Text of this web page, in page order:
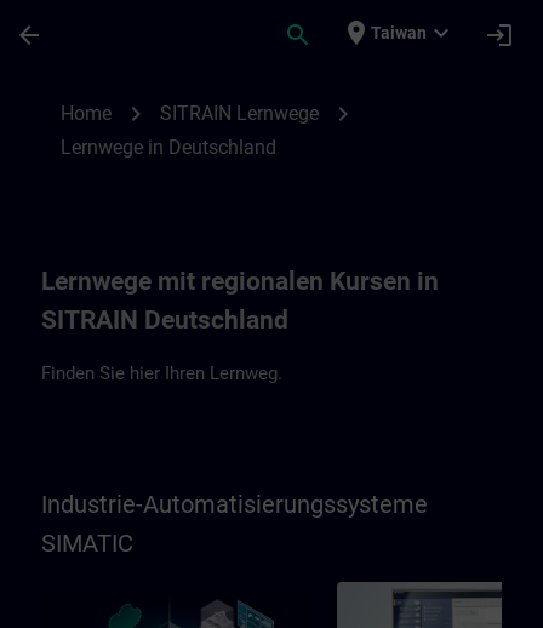
arrow_back search place Taiwan expand_more login
Home chevron_right SITRAIN Lernwege chevron_right
Lernwege in Deutschland
Lernwege mit regionalen Kursen in
SITRAIN Deutschland
Finden Sie hier Ihren Lernweg.
Industrie-Automatisierungssysteme
SIMATIC